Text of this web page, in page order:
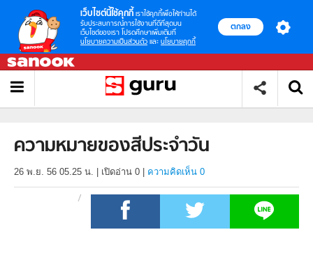
เว็บไซต์นี้ใช้คุกกี้ เราใช้คุกกี้เพื่อให้ท่านได้
รับประสบการณ์การใช้งานที่ดีที่สุดบน
เว็บไซต์ของเรา โปรดศึกษาเพิ่มเติมที่
นโยบายความเป็นส่วนตัว และ นโยบายคุกกี้
ตกลง
ความหมายของสีประจำวัน
26 พ.ย. 56 05.25 น. เปิดอ่าน 0 ความคิดเห็น 0